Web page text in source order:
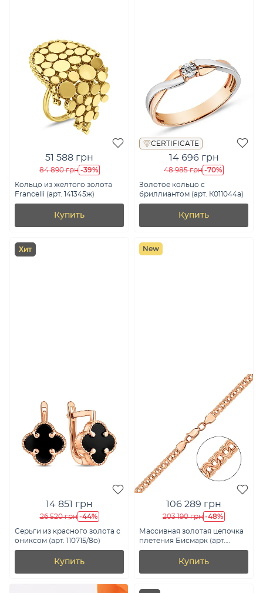
51 588 грн
84 890 грн -39%
Кольцо из желтого золота
Francelli (арт. 141345ж)
Купить
CERTIFICATE
14 696 грн
48 985 грн -70%
Золотое кольцо с
бриллиантом (арт. К011044а)
Купить
Хит
14 851 грн
26 520 грн -44%
Серьги из красного золота с
ониксом (арт. 110715/8о)
Купить
New
106 289 грн
203 190 грн -48%
Массивная золотая цепочка
плетения Бисмарк (арт.
цр3004-050)
Купить